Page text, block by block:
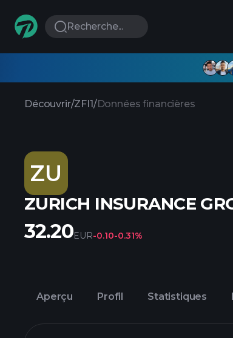
Recherche...
Découvrir/ZFI1/Données financières
ZU
ZURICH INSURANCE
32.20EUR-0.10-0.31%
Aperçu Profil Statistiques